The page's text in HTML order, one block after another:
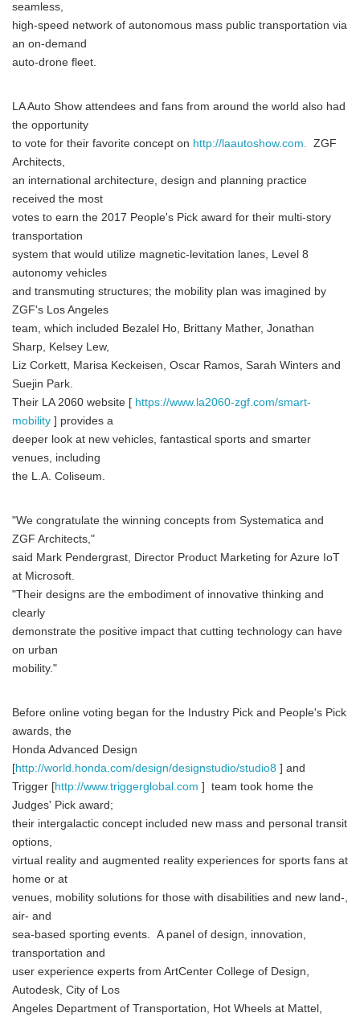
seamless,
high-speed network of autonomous mass public transportation via
an on-demand
auto-drone fleet.
LA Auto Show attendees and fans from around the world also had
the opportunity
to vote for their favorite concept on http://laautoshow.com. ZGF
Architects,
an international architecture, design and planning practice
received the most
votes to earn the 2017 People's Pick award for their multi-story
transportation
system that would utilize magnetic-levitation lanes, Level 8
autonomy vehicles
and transmuting structures; the mobility plan was imagined by
ZGF's Los Angeles
team, which included Bezalel Ho, Brittany Mather, Jonathan
Sharp, Kelsey Lew,
Liz Corkett, Marisa Keckeisen, Oscar Ramos, Sarah Winters and
Suejin Park.
Their LA 2060 website [ https://www.la2060-zgf.com/smart-
mobility ] provides a
deeper look at new vehicles, fantastical sports and smarter
venues, including
the L.A. Coliseum.
"We congratulate the winning concepts from Systematica and
ZGF Architects,"
said Mark Pendergrast, Director Product Marketing for Azure IoT
at Microsoft.
"Their designs are the embodiment of innovative thinking and
clearly
demonstrate the positive impact that cutting technology can have
on urban
mobility."
Before online voting began for the Industry Pick and People's Pick
awards, the
Honda Advanced Design
[http://world.honda.com/design/designstudio/studio8 ] and
Trigger [http://www.triggerglobal.com ] team took home the
Judges' Pick award;
their intergalactic concept included new mass and personal transit
options,
virtual reality and augmented reality experiences for sports fans at
home or at
venues, mobility solutions for those with disabilities and new land-,
air- and
sea-based sporting events. A panel of design, innovation,
transportation and
user experience experts from ArtCenter College of Design,
Autodesk, City of Los
Angeles Department of Transportation, Hot Wheels at Mattel,
Japanese